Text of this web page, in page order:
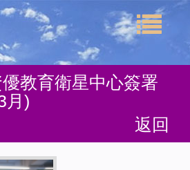
教育衛星中心簽署
月)
返回